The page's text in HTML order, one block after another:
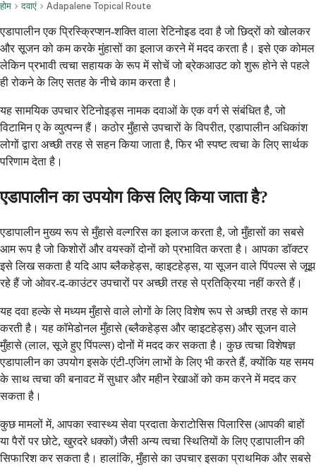
होम दवाएं Adapalene Topical Route
एडापालीन एक प्रिस्क्रिप्शन-शक्ति वाला रेटिनोइड दवा है जो छिद्रों को खोलकर
और सूजन को कम करके मुंहासों का इलाज करने में मदद करता है। इसे एक कोमल
लेकिन प्रभावी त्वचा सहायक के रूप में सोचें जो ब्रेकआउट को शुरू होने से पहले
ही रोकने के लिए सतह के नीचे काम करता है।
यह सामयिक उपचार रेटिनोइड्स नामक दवाओं के एक वर्ग से संबंधित है, जो
विटामिन ए के व्युत्पन्न हैं। कठोर मुँहासे उपचारों के विपरीत, एडापालीन अधिकांश
लोगों द्वारा अच्छी तरह से सहन किया जाता है, फिर भी स्पष्ट त्वचा के लिए सार्थक
परिणाम देता है।
एडापालीन का उपयोग किस लिए किया जाता है?
एडापालीन मुख्य रूप से मुँहासे वल्गरिस का इलाज करता है, जो मुँहासों का सबसे
आम रूप है जो किशोरों और वयस्कों दोनों को प्रभावित करता है। आपका डॉक्टर
इसे लिख सकता है यदि आप ब्लैकहेड्स, व्हाइटहेड्स, या सूजन वाले पिंपल्स से जूझ
रहे हैं जो ओवर-द-काउंटर उपचारों पर अच्छी तरह से प्रतिक्रिया नहीं करते हैं।
यह दवा हल्के से मध्यम मुँहासे वाले लोगों के लिए विशेष रूप से अच्छी तरह से काम
करती है। यह कॉमेडोनल मुँहासे (ब्लैकहेड्स और व्हाइटहेड्स) और सूजन वाले
मुँहासे (लाल, सूजे हुए पिंपल्स) दोनों में मदद कर सकता है। कुछ त्वचा विशेषज्ञ
एडापालीन का उपयोग इसके एंटी-एजिंग लाभों के लिए भी करते हैं, क्योंकि यह समय
के साथ त्वचा की बनावट में सुधार और महीन रेखाओं को कम करने में मदद कर
सकता है।
कुछ मामलों में, आपका स्वास्थ्य सेवा प्रदाता केराटोसिस पिलारिस (आपकी बाहों
या पैरों पर छोटे, खुरदरे धक्कों) जैसी अन्य त्वचा स्थितियों के लिए एडापालीन की
सिफारिश कर सकता है। हालांकि, मुँहासे का उपचार इसका प्राथमिक और सबसे